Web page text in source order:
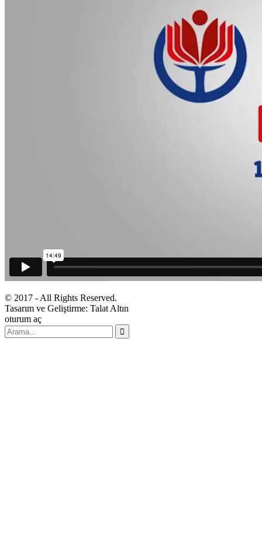
© 2017 - All Rights Reserved.
Tasarım ve Geliştirme: Talat Altın
oturum aç